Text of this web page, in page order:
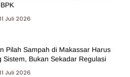
Juli 2026
Pilah Sampah di Makassar Harus
Sistem, Bukan Sekadar Regulasi
Juli 2026